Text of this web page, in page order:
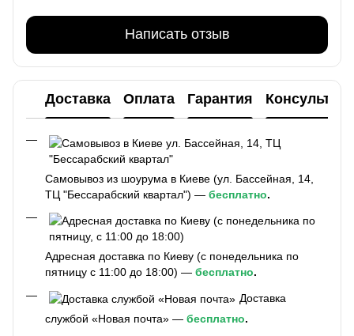
Написать отзыв
Доставка Оплата Гарантия
Самовывоз из шоурума в Киеве (ул. Бассейная, 14,
ТЦ "Бессарабский квартал") — бесплатно.
Адресная доставка по Киеву (с понедельника по
пятницу с 11:00 до 18:00) — бесплатно.
Доставка
службой «Новая почта» — бесплатно.